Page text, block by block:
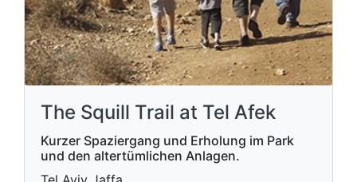
The Squill Trail at Tel Afek
Kurzer Spaziergang und Erholung im Park
und den altertümlichen Anlagen.